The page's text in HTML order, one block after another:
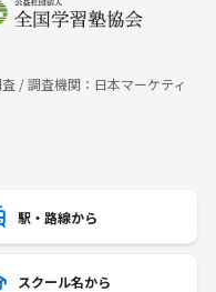
/ 調査機関：日本マーケティ
駅・路線から
スクール名から